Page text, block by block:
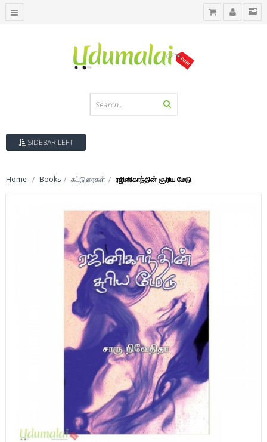
SIDEBAR LEFT
Home Books கட்டுரைகள் ரஜினிகாந்தின் சூரிய மேடு